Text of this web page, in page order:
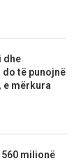
dhe
do të punojnë
e mërkura
milionë